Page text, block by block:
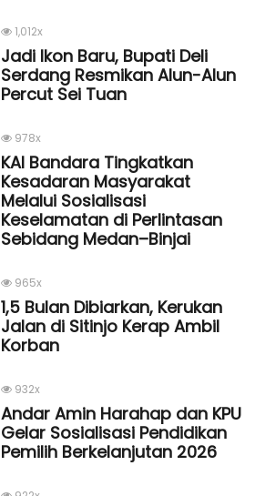
1,012x
Jadi Ikon Baru, Bupati Deli
Serdang Resmikan Alun-Alun
Percut Sei Tuan
978x
KAI Bandara Tingkatkan
Kesadaran Masyarakat
Melalui Sosialisasi
Keselamatan di Perlintasan
Sebidang Medan–Binjai
965x
1,5 Bulan Dibiarkan, Kerukan
Jalan di Sitinjo Kerap Ambil
Korban
932x
Andar Amin Harahap dan KPU
Gelar Sosialisasi Pendidikan
Pemilih Berkelanjutan 2026